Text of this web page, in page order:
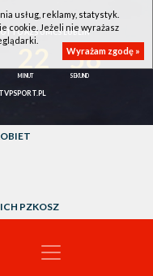
AZS UMCS LUBLIN
58
PZKOSZ
usług, reklamy, statystyk.
cookie. Jeżeli nie wyrażasz
Wyrażam zgodę »